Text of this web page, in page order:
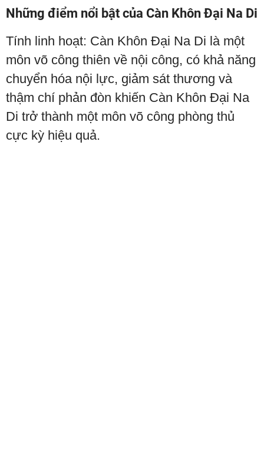
Những điểm nổi bật của Càn Khôn Đại Na Di
Tính linh hoạt: Càn Khôn Đại Na Di là một
môn võ công thiên về nội công, có khả năng
chuyển hóa nội lực, giảm sát thương và
thậm chí phản đòn khiến Càn Khôn Đại Na
Di trở thành một môn võ công phòng thủ
cực kỳ hiệu quả.